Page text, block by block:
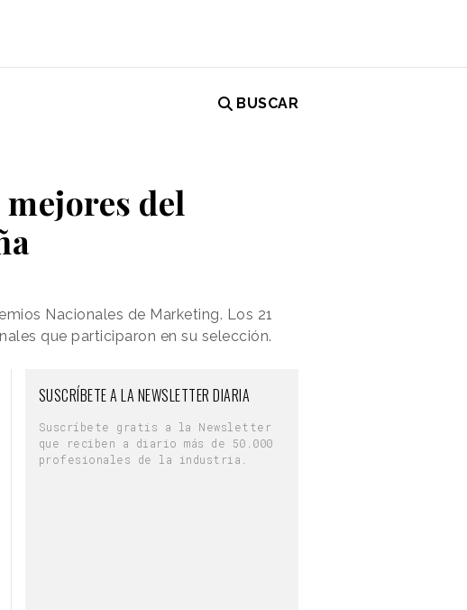
BUSCAR
del
Nacionales de Marketing. Los 21
que participaron en su selección.
SUSCRÍBETE A LA NEWSLETTER DIARIA
Suscríbete gratis a la Newsletter
que reciben a diario más de 50.000
profesionales de la industria.